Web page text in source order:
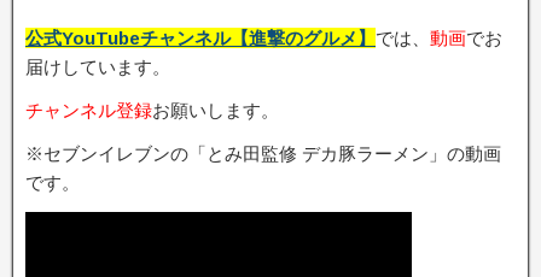
公式YouTubeチャンネル【進撃のグルメ】 では、 動画でお
届けしています。
チャンネル登録お願いします。
※セブンイレブンの「とみ田監修 デカ豚ラーメン」の動画
です。